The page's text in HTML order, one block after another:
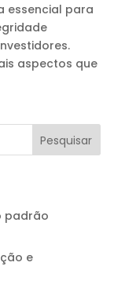
essencial para
aspectos que
Pesquisar
padrão
e